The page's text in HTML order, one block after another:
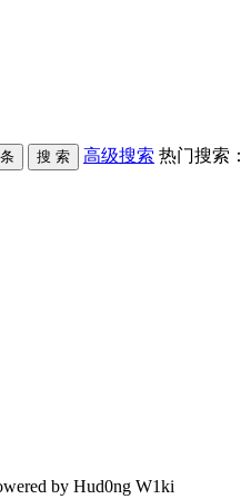
高级搜索 热门搜索：
by Hud0ng W1ki